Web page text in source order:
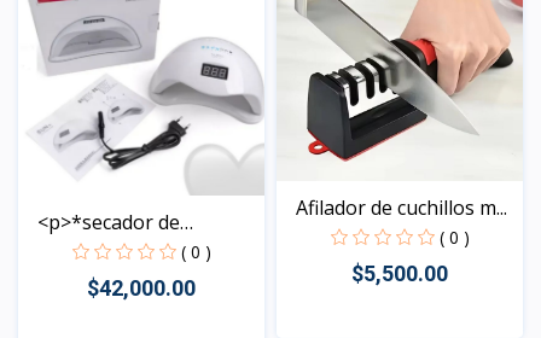
<p>*secador de
u&ntilde...
( 0 )
$42,000.00
Afilador de cuchillos m...
( 0 )
$5,500.00